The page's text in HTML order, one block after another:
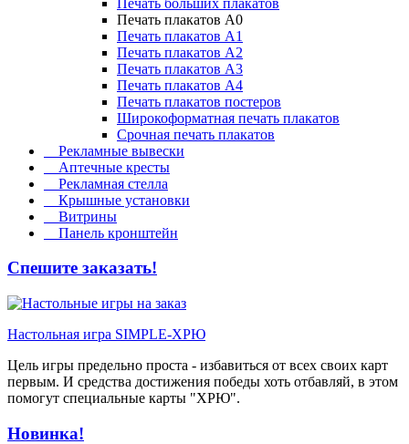
Печать плакатов А0
Печать плакатов А1
Печать плакатов А2
Печать плакатов А3
Печать плакатов А4
Печать плакатов постеров
Широкоформатная печать плакатов
Срочная печать плакатов
Рекламные вывески
Аптечные кресты
Рекламная стелла
Крышные установки
Витрины
Панель кронштейн
Спешите заказать!
Настольная игра SIMPLE-ХРЮ
Цель игры предельно проста - избавиться от всех своих карт
первым. И средства достижения победы хоть отбавляй, в этом
помогут специальные карты "ХРЮ".
Новинка!